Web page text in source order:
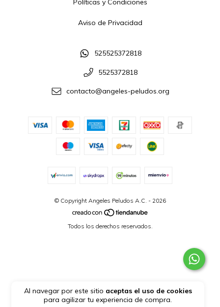
Al navegar por este sitio aceptas el uso de cookies
para agilizar tu experiencia de compra.
Políticas y Condiciones
Aviso de Privacidad
525525372818
5525372818
contacto@angeles-peludos.org
© Copyright Angeles Peludos A.C. - 2026
Todos los derechos reservados.